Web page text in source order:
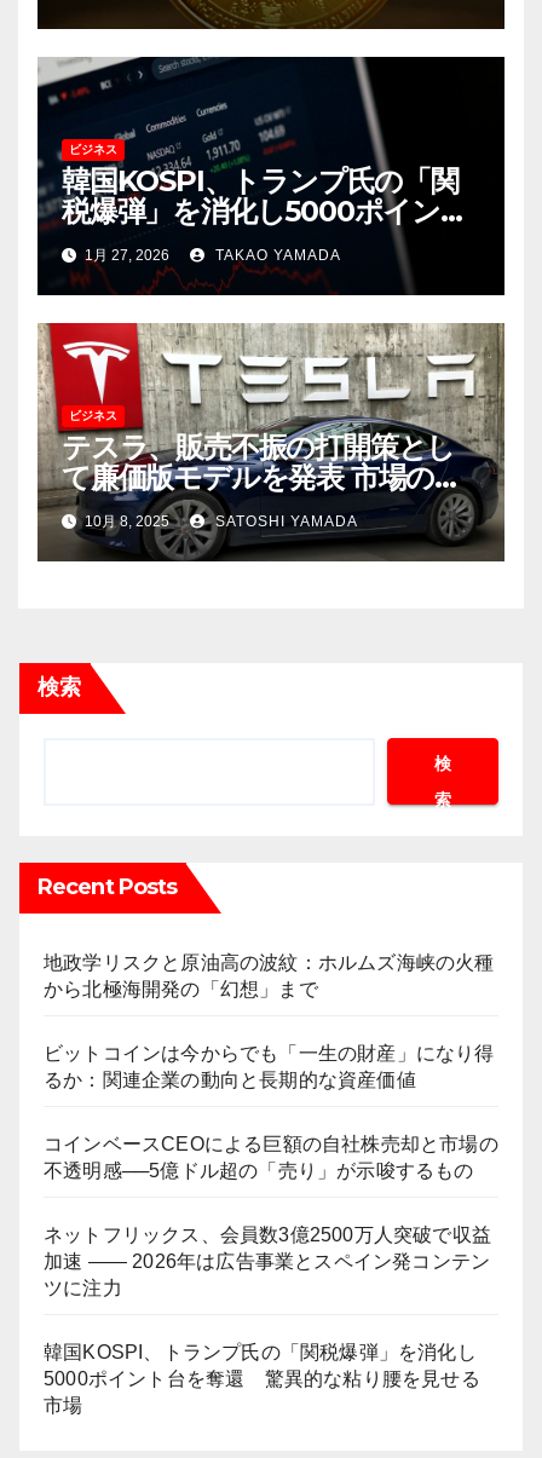
ビジネス
韓国KOSPI、トランプ氏の「関
税爆弾」を消化し5000ポイント
台を奪還 驚異的な粘り腰を見
せる市場
1月 27, 2026 TAKAO YAMADA
ビジネス
テスラ、販売不振の打開策とし
て廉価版モデルを発表 市場の反
応は限定的
10月 8, 2025 SATOSHI YAMADA
検索
検
索
Recent Posts
地政学リスクと原油高の波紋：ホルムズ海峡の火種
から北極海開発の「幻想」まで
ビットコインは今からでも「一生の財産」になり得
るか：関連企業の動向と長期的な資産価値
コインベースCEOによる巨額の自社株売却と市場の
不透明感──5億ドル超の「売り」が示唆するもの
ネットフリックス、会員数3億2500万人突破で収益
加速 ―― 2026年は広告事業とスペイン発コンテン
ツに注力
韓国KOSPI、トランプ氏の「関税爆弾」を消化し
5000ポイント台を奪還 驚異的な粘り腰を見せる
市場